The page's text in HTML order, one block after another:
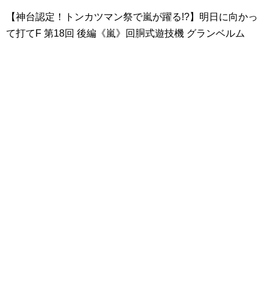
【神台認定！トンカツマン祭で嵐が躍る!?】明日に向かっ
て打てF 第18回 後編《嵐》回胴式遊技機 グランベルム